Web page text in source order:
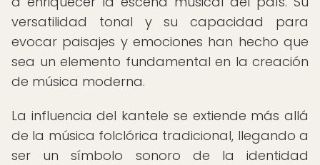
versatilidad tonal y su capacidad para
evocar paisajes y emociones han hecho que
sea un elemento fundamental en la creación
de música moderna.
La influencia del kantele se extiende más allá
de la música folclórica tradicional, llegando a
ser un símbolo sonoro de la identidad